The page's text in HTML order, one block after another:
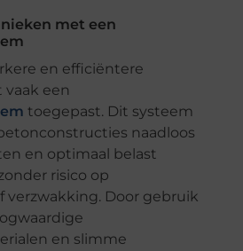
met een
en efficiëntere
een
toegepast. Dit systeem
naadloos
en optimaal belast
risico op
verzwakking. Door gebruik
en slimme